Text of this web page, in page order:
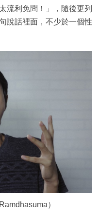
流利免問！」，隨後更列
說話裡面，不少於一個性
）